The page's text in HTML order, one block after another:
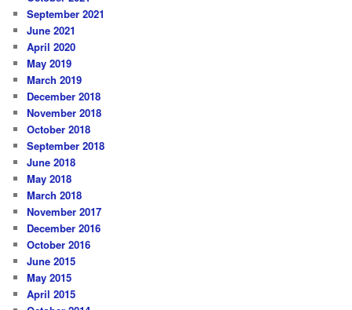
September 2021
June 2021
April 2020
May 2019
March 2019
December 2018
November 2018
October 2018
September 2018
June 2018
May 2018
March 2018
November 2017
December 2016
October 2016
June 2015
May 2015
April 2015